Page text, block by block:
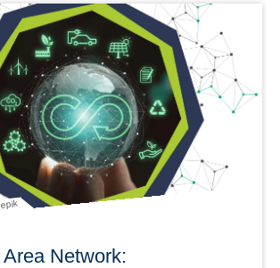
Retreat mit Prof. Dr. Larysa Baraban
von 12:00 bis 13:00 Uhr online statt.
mehr erfahren
Network: